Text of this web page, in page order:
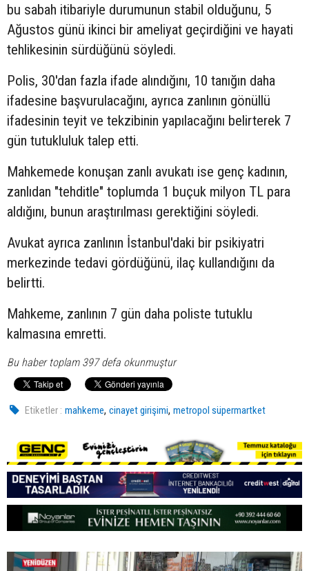
bu sabah itibariyle durumunun stabil olduğunu, 5
Ağustos günü ikinci bir ameliyat geçirdiğini ve hayati
tehlikesinin sürdüğünü söyledi.
Polis, 30'dan fazla ifade alındığını, 10 tanığın daha
ifadesine başvurulacağını, ayrıca zanlının gönüllü
ifadesinin teyit ve tekzibinin yapılacağını belirterek 7
gün tutukluluk talep etti.
Mahkemede konuşan zanlı avukatı ise genç kadının,
zanlıdan "tehditle" toplumda 1 buçuk milyon TL para
aldığını, bunun araştırılması gerektiğini söyledi.
Avukat ayrıca zanlının İstanbul'daki bir psikiyatri
merkezinde tedavi gördüğünü, ilaç kullandığını da
belirtti.
Mahkeme, zanlının 7 gün daha poliste tutuklu
kalmasına emretti.
Bu haber toplam 397 defa okunmuştur
Etiketler : mahkeme,cinayet girişimi,metropol süpermartket